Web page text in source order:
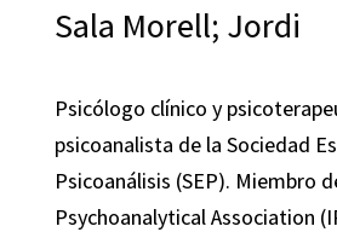
Sala Morell; Jordi
Psicólogo clínico y
psicoanalista de la Sociedad
Psicoanálisis (SEP). Miembro
Psychoanalytical Association